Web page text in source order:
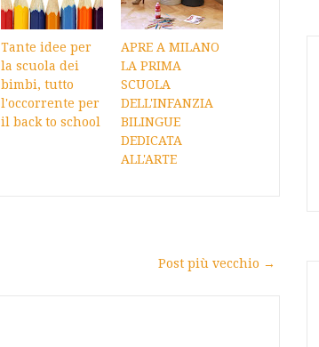
Tante idee per
la scuola dei
bimbi, tutto
l'occorrente per
il back to school
APRE A MILANO
LA PRIMA
SCUOLA
DELL'INFANZIA
BILINGUE
DEDICATA
ALL'ARTE
Post più vecchio →